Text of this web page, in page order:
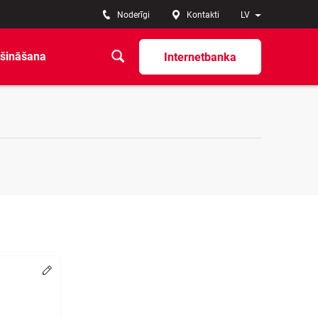
LV
Noderīgi Kontakti
Internetbanka
Change